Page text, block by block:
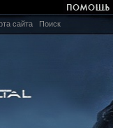
сайта Поиск